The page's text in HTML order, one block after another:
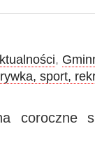
,
sport,
coroczne